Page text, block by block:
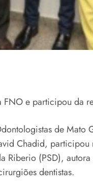
e participou da
de Mato
Chadid,
Riberio (PSD),
dentistas.